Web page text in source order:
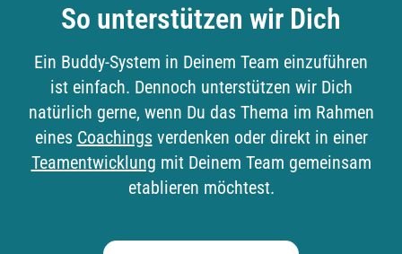
So unterstützen wir Dich
Ein Buddy-System in Deinem Team einzuführen
ist einfach. Dennoch unterstützen wir Dich
natürlich gerne, wenn Du das Thema im Rahmen
eines Coachings verdenken oder direkt in einer
Teamentwicklung mit Deinem Team gemeinsam
etablieren möchtest.